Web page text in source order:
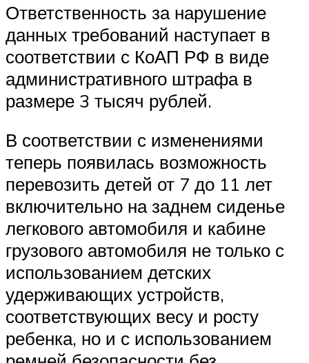
Ответственность за нарушение
данных требований наступает в
соответствии с КоАП РФ в виде
административного штрафа в
размере 3 тысяч рублей.
В соответствии с изменениями
теперь появилась возможность
перевозить детей от 7 до 11 лет
включительно на заднем сиденье
легкового автомобиля и кабине
грузового автомобиля не только с
использованием детских
удерживающих устройств,
соответствующих весу и росту
ребенка, но и с использованием